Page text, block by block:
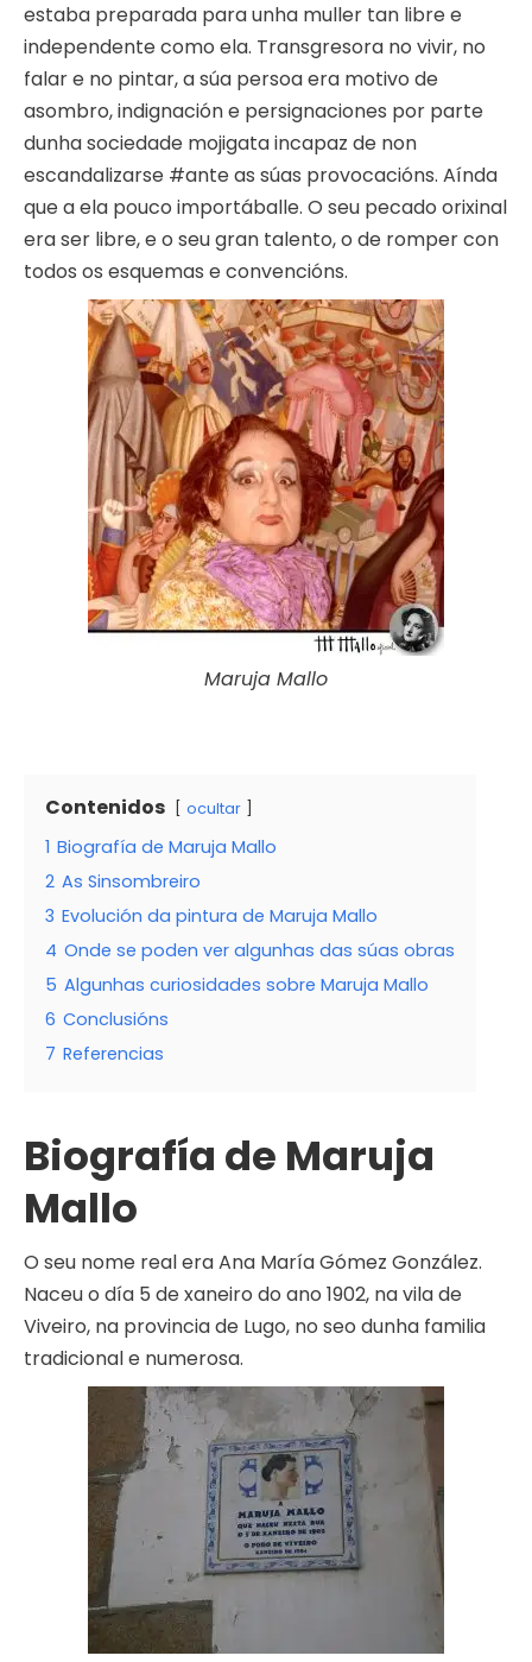
estaba preparada para unha muller tan libre e
independente como ela. Transgresora no vivir, no
falar e no pintar, a súa persoa era motivo de
asombro, indignación e persignaciones por parte
dunha sociedade mojigata incapaz de non
escandalizarse #ante as súas provocacións. Aínda
que a ela pouco importáballe. O seu pecado orixinal
era ser libre, e o seu gran talento, o de romper con
todos os esquemas e convencións.
Maruja Mallo
Contenidos ocultar
1 Biografía de Maruja Mallo
2 As Sinsombreiro
3 Evolución da pintura de Maruja Mallo
4 Onde se poden ver algunhas das súas obras
5 Algunhas curiosidades sobre Maruja Mallo
6 Conclusións
7 Referencias
Biografía de Maruja
Mallo
O seu nome real era Ana María Gómez González.
Naceu o día 5 de xaneiro do ano 1902, na vila de
Viveiro, na provincia de Lugo, no seo dunha familia
tradicional e numerosa.